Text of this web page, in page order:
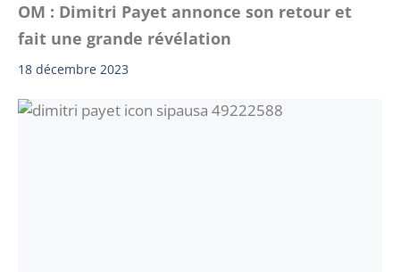
OM : Dimitri Payet annonce son retour et
fait une grande révélation
18 décembre 2023